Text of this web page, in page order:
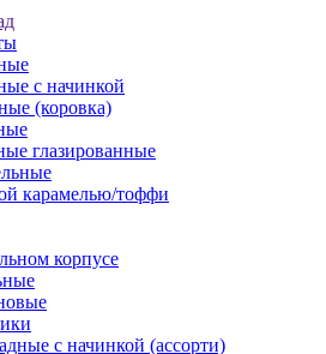
с начинкой
(коровка)
глазированные
карамелью/тоффи
корпусе
с начинкой (ассорти)